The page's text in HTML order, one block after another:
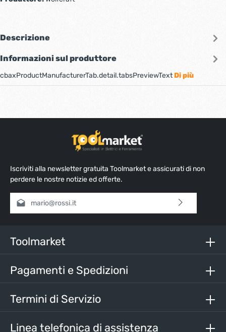
Descrizione
Informazioni sul produttore
cbaxProductManufacturerTab.detail.tabsPreviewTextDi più
Iscriviti alla newsletter gratuita Toolmarket e assicurati di non
perdere le nostre notizie ed offerte.
Indirizzo e-mail*
nostri termini e condizioni generali
Inserisci i caratteri sopra*
Linea telefonica di assistenza
Toolmarket
Pagamenti e Spedizioni
Termini di Servizio